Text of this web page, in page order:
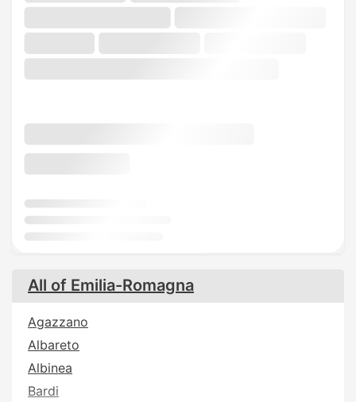
All of Emilia-Romagna
Agazzano
Albareto
Albinea
Bardi